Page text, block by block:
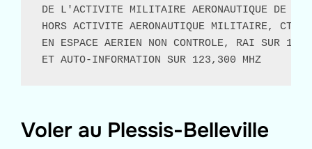
DE L'ACTIVITE MILITAIRE AERONAUTIQUE DE
HORS ACTIVITE AERONAUTIQUE MILITAIRE, CTR
EN ESPACE AERIEN NON CONTROLE, RAI SUR
ET AUTO-INFORMATION SUR 123,300 MHZ
Voler au Plessis-Belleville